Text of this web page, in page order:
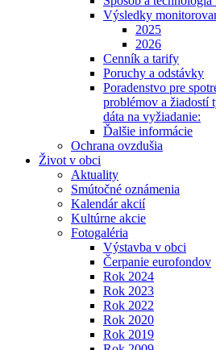
Výsledky
2025
2026
Cenník a tarify
Poruchy a odstávky
Poradenstvo pre
problémov a žiadostí
dáta na vyžiadanie:
Ďalšie informácie
Ochrana ovzdušia
Život v obci
Aktuality
Smútočné oznámenia
Kalendár akcií
Kultúrne akcie
Fotogaléria
Výstavba v obci
Čerpanie eurofondov
Rok 2024
Rok 2023
Rok 2022
Rok 2020
Rok 2019